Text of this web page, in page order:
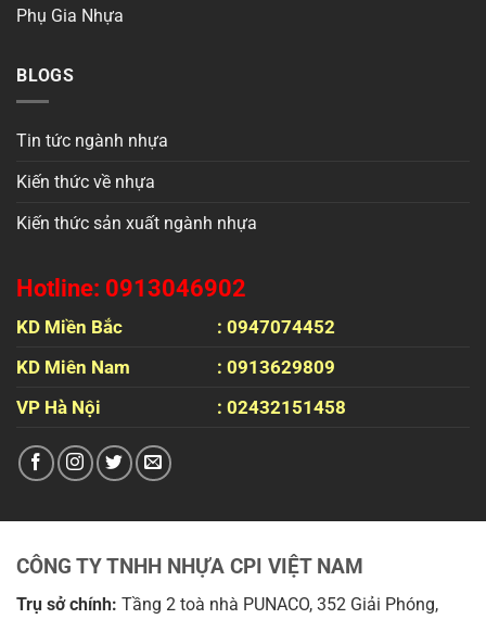
Phụ Gia Nhựa
BLOGS
Tin tức ngành nhựa
Kiến thức về nhựa
Kiến thức sản xuất ngành nhựa
Hotline: 0913046902
KD Miền Bắc
: 0947074452
KD Miên Nam
: 0913629809
VP Hà Nội
: 02432151458
CÔNG TY TNHH NHỰA CPI VIỆT NAM
Trụ sở chính: Tầng 2 toà nhà PUNACO, 352 Giải Phóng,